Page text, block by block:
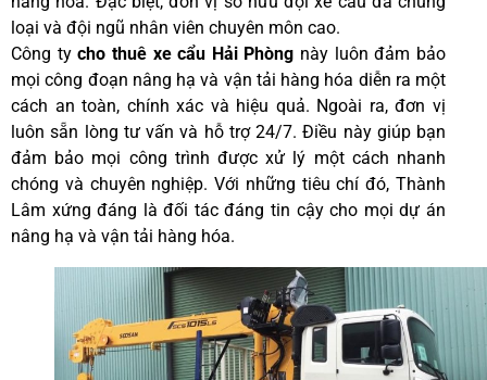
loại và đội ngũ nhân viên chuyên môn cao.
Công tycho thuê xe cẩu Hải Phòng này luôn đảm bảo
mọi công đoạn nâng hạ và vận tải hàng hóa diễn ra một
cách an toàn, chính xác và hiệu quả. Ngoài ra, đơn vị
luôn sẵn lòng tư vấn và hỗ trợ 24/7. Điều này giúp bạn
đảm bảo mọi công trình được xử lý một cách nhanh
chóng và chuyên nghiệp. Với những tiêu chí đó, Thành
Lâm xứng đáng là đối tác đáng tin cậy cho mọi dự án
nâng hạ và vận tải hàng hóa.